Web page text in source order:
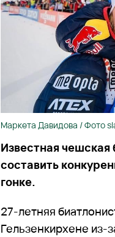
Маркета Давидова / Фото
Известная
составить
гонке.
27-летняя
Гельзенкирхене из-